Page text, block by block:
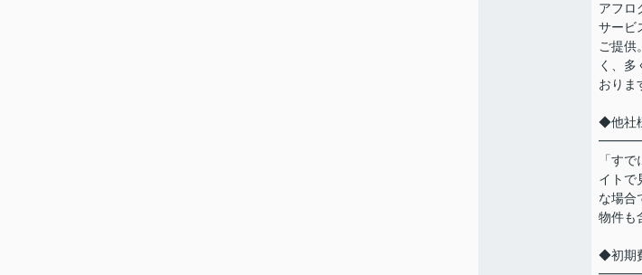
アフロ
サービ
ご提供
く、多
おりま
◆他社
「す
イトで
な場合
物件も
◆初期